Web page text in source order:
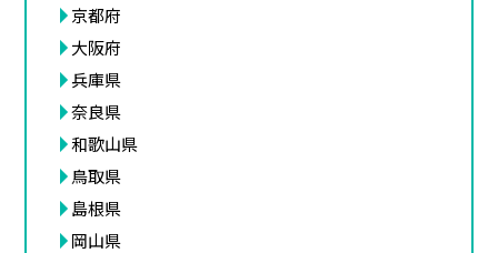
京都府
大阪府
兵庫県
奈良県
和歌山県
鳥取県
島根県
岡山県